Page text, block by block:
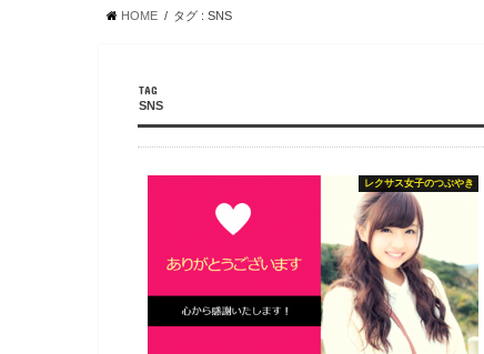
HOME タグ : SNS
TAG
SNS
レクサス女子のつぶやき